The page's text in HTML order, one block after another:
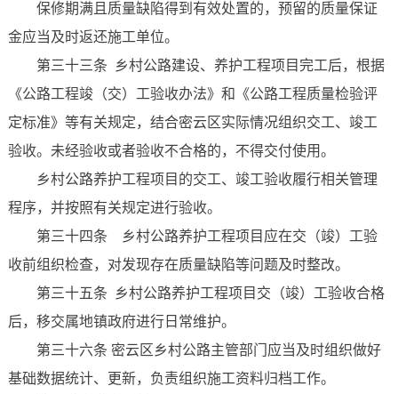
保修期满且质量缺陷得到有效处置的，预留的质量保证
金应当及时返还施工单位。
第三十三条 乡村公路建设、养护工程项目完工后，根据
《公路工程竣（交）工验收办法》和《公路工程质量检验评
定标准》等有关规定，结合密云区实际情况组织交工、竣工
验收。未经验收或者验收不合格的，不得交付使用。
乡村公路养护工程项目的交工、竣工验收履行相关管理
程序，并按照有关规定进行验收。
第三十四条 乡村公路养护工程项目应在交（竣）工验
收前组织检查，对发现存在质量缺陷等问题及时整改。
第三十五条 乡村公路养护工程项目交（竣）工验收合格
后，移交属地镇政府进行日常维护。
第三十六条 密云区乡村公路主管部门应当及时组织做好
基础数据统计、更新，负责组织施工资料归档工作。